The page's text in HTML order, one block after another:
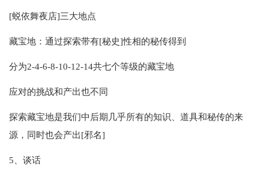
[蜕依舞夜店]三大地点
藏宝地：通过探索带有[秘史]性相的秘传得到
分为2-4-6-8-10-12-14共七个等级的藏宝地
应对的挑战和产出也不同
探索藏宝地是我们中后期几乎所有的知识、道具和秘传的来
源，同时也会产出[邪名]
5、谈话